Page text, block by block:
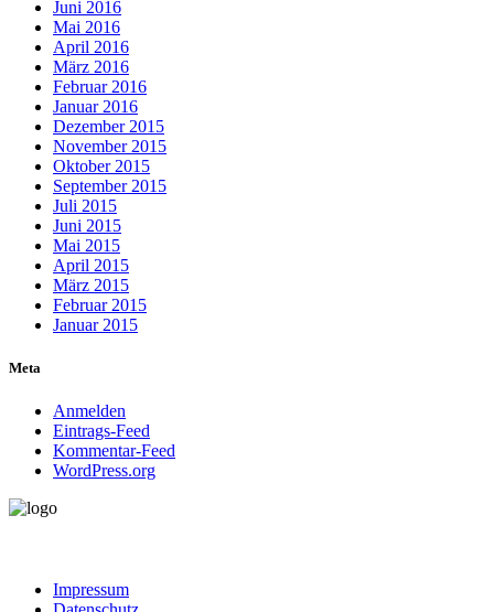
Juni 2016
Mai 2016
April 2016
März 2016
Februar 2016
Januar 2016
Dezember 2015
November 2015
Oktober 2015
September 2015
Juli 2015
Juni 2015
Mai 2015
April 2015
März 2015
Februar 2015
Januar 2015
Meta
Anmelden
Eintrags-Feed
Kommentar-Feed
WordPress.org
Impressum